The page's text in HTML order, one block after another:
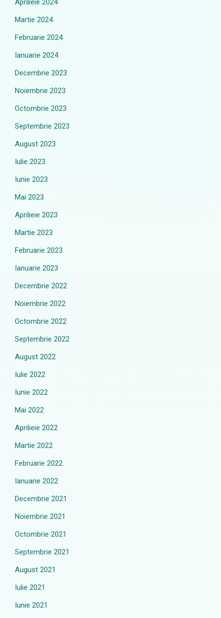
Aprilieie 2024
Martie 2024
Februarie 2024
Ianuarie 2024
Decembrie 2023
Noiembrie 2023
Octombrie 2023
Septembrie 2023
August 2023
Iulie 2023
Iunie 2023
Mai 2023
Aprilieie 2023
Martie 2023
Februarie 2023
Ianuarie 2023
Decembrie 2022
Noiembrie 2022
Octombrie 2022
Septembrie 2022
August 2022
Iulie 2022
Iunie 2022
Mai 2022
Aprilieie 2022
Martie 2022
Februarie 2022
Ianuarie 2022
Decembrie 2021
Noiembrie 2021
Octombrie 2021
Septembrie 2021
August 2021
Iulie 2021
Iunie 2021